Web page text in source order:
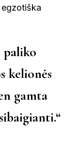
paliko
kelionės
gamta